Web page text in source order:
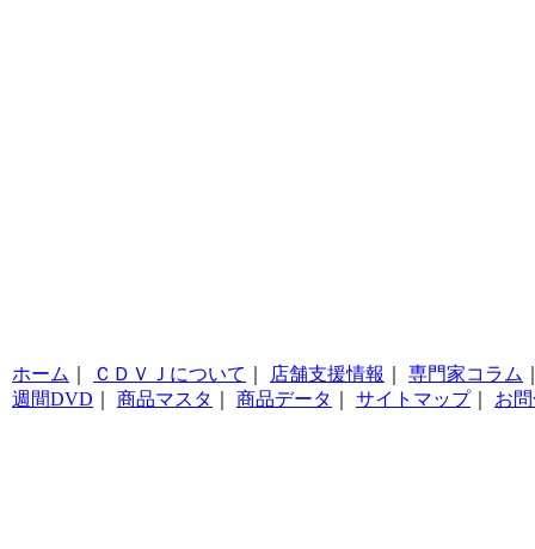
ホーム ＣＤＶＪについて 店舗支援情報 専門家コラム
週間DVD
商品マスタ 商品データ サイトマップ｜ お